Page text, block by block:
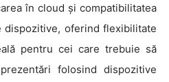
în cloud și compatibilitatea
oferind flexibilitate
pentru cei care trebuie să
folosind dispozitive